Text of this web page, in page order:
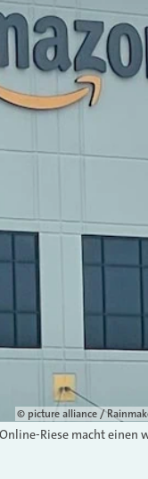
© picture alliance /
Riese macht